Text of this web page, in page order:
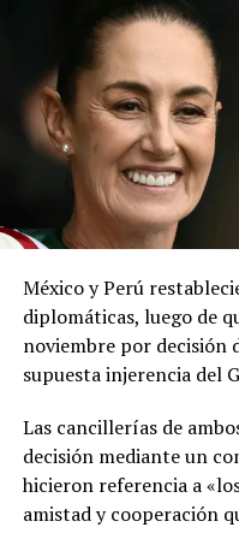
concentraciones altas.
precauciones
red social X.
El ministerio agregó
del Sahara, se esperan
por lo que pidió a la
información oficial
meteorológicas.
Las autoridades
canales oficiales del
prevención necesarias
fenómeno atmosférico,
personas con mayor
Comparte esto:
Facebook
México y Perú
diplomáticas, luego de
noviembre por decisión
supuesta injerencia del
Las cancillerías de
decisión mediante un
hicieron referencia a
amistad y cooperación